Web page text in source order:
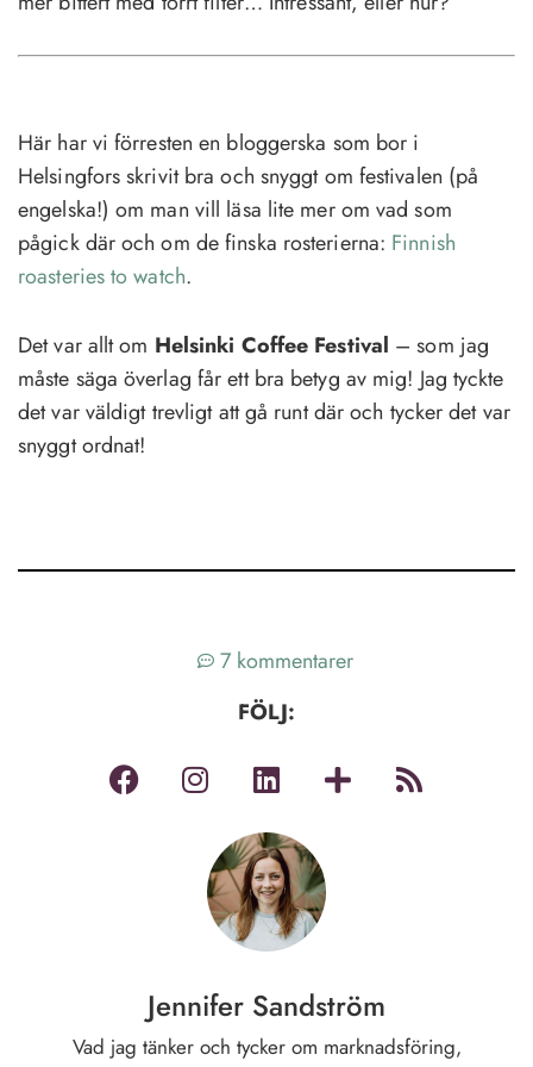
Här har vi förresten en bloggerska som bor i
Helsingfors skrivit bra och snyggt om festivalen (på
engelska!) om man vill läsa lite mer om vad som
pågick där och om de finska rosterierna: Finnish
roasteries to watch.
Det var allt om Helsinki Coffee Festival – som jag
måste säga överlag får ett bra betyg av mig! Jag tyckte
det var väldigt trevligt att gå runt där och tycker det var
snyggt ordnat!
7 kommentarer
FÖLJ:
Jennifer Sandström
Vad jag tänker och tycker om marknadsföring,